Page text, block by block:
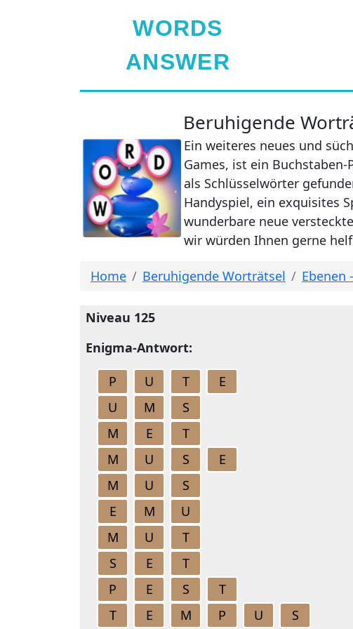
WORDS
ANSWER
Beruhigende
Ein weiteres neues und
Games, ist ein
als Schlüsselwörter
Handyspiel, ein exquisites
wunderbare neue
wir würden Ihnen gerne
Home Beruhigende Worträtsel Ebenen
Niveau 125
Enigma-Antwort:
P
U T
E
U
M
S
M
E
T
M
U S
E
M
U
S
E
M
U
M
U
T
S
E
T
P
E S
T
T
E M P U S